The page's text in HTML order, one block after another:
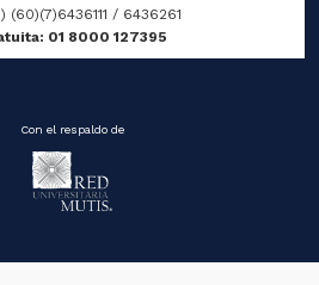
(60)(7)6436111 / 6436261
01 8000 127395
Con el respaldo de